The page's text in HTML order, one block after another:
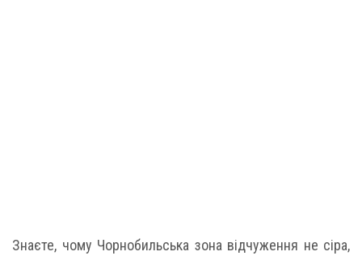
Знаєте, чому Чорнобильська зона відчуження не сіра,